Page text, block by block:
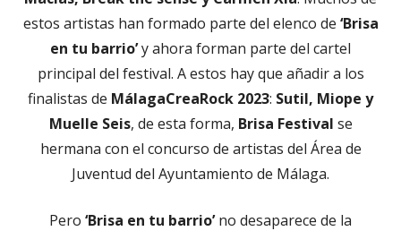
estos artistas han formado parte del elenco de ‘Brisa
en tu barrio’y ahora forman parte del cartel
principal del festival. A estos hay que añadir a los
finalistas de MálagaCreaRock 2023: Sutil, Miope y
Muelle Seis, de esta forma, Brisa Festival se
hermana con el concurso de artistas del Área de
Juventud del Ayuntamiento de Málaga.
Pero ‘Brisa en tu barrio’no desaparece de la